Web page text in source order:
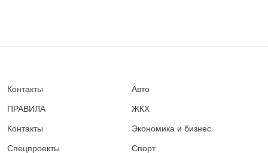
Контакты
ПРАВИЛА
Контакты
Спецпроекты
Авто
ЖКХ
Экономика и бизнес
Спорт